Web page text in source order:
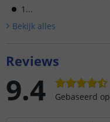
1...
Bekijk alles
Reviews
9.4 Gebaseerd op